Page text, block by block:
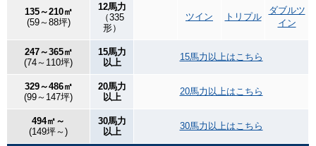
135～210㎡
(59～88坪)
12馬力
（335
形）
ツイン トリプル
ダブルツ
イン
247～365㎡
(74～110坪)
15馬力
以上
15馬力以上はこちら
329～486㎡
(99～147坪)
20馬力
以上
20馬力以上はこちら
494㎡～
(149坪～)
30馬力
以上
30馬力以上はこちら